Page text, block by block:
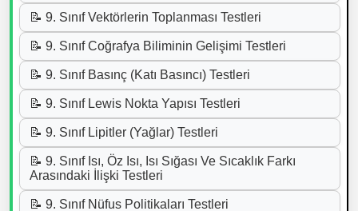
📝 9. Sınıf Vektörlerin Toplanması Testleri
📝 9. Sınıf Coğrafya Biliminin Gelişimi Testleri
📝 9. Sınıf Basınç (Katı Basıncı) Testleri
📝 9. Sınıf Lewis Nokta Yapısı Testleri
📝 9. Sınıf Lipitler (Yağlar) Testleri
📝 9. Sınıf Isı, Öz Isı, Isı Sığası Ve Sıcaklık Farkı
Arasındaki İlişki Testleri
📝 9. Sınıf Nüfus Politikaları Testleri